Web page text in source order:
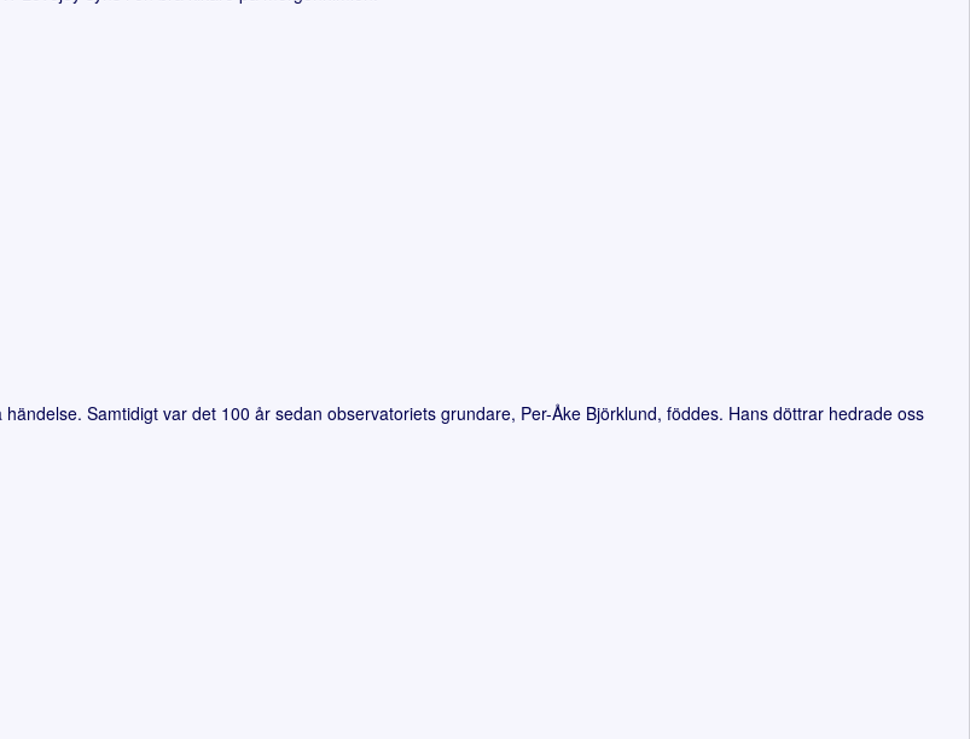
Samtidigt var det 100 år sedan observatoriets grundare, Per-Åke Björklund, föddes. Hans döttrar hedrade oss